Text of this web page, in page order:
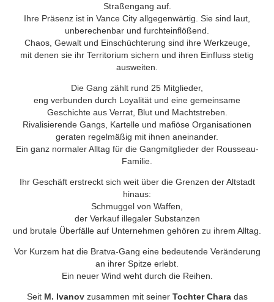
Straßengang auf.
Ihre Präsenz ist in Vance City allgegenwärtig. Sie sind laut,
unberechenbar und furchteinflößend.
Chaos, Gewalt und Einschüchterung sind ihre Werkzeuge,
mit denen sie ihr Territorium sichern und ihren Einfluss stetig
ausweiten.
Die Gang zählt rund 25 Mitglieder,
eng verbunden durch Loyalität und eine gemeinsame
Geschichte aus Verrat, Blut und Machtstreben.
Rivalisierende Gangs, Kartelle und mafiöse Organisationen
geraten regelmäßig mit ihnen aneinander.
Ein ganz normaler Alltag für die Gangmitglieder der Rousseau-
Familie.
Ihr Geschäft erstreckt sich weit über die Grenzen der Altstadt
hinaus:
Schmuggel von Waffen,
der Verkauf illegaler Substanzen
und brutale Überfälle auf Unternehmen gehören zu ihrem Alltag.
Vor Kurzem hat die Bratva-Gang eine bedeutende Veränderung
an ihrer Spitze erlebt.
Ein neuer Wind weht durch die Reihen.
Seit M. Ivanov zusammen mit seinerTochter Charadas